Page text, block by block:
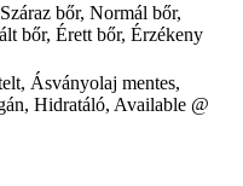
bőr, Normál bőr,
bőr, Érett bőr, Érzékeny
Ásványolaj mentes,
Hidratáló, Available @